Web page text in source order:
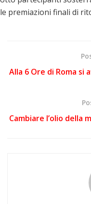
le premiazioni finali di
Alla 6 Ore di Roma
Cambiare l’olio della